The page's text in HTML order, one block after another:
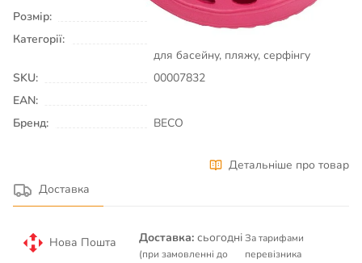
Розмір:
40
Категорії:
для басейну, пляжу, серфінгу
SKU:
00007832
EAN:
Бренд:
BECO
Детальніше про товар
Доставка
Нова Пошта Доставка: сьогодні
(при замовленні до
За тарифами
перевізника